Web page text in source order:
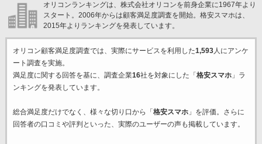
オリコンランキングは、株式会社オリコンを前身企業に1967年より
スタート。2006年からは顧客満足度調査を開始。格安スマホは、
2015年よりランキングを発表しています。
オリコン顧客満足度調査では、実際にサービスを利用した1,593人にアンケ
ート調査を実施。
満足度に関する回答を基に、調査企業16社を対象にした「 格安スマホ」ラ
ンキングを発表しています。
総合満足度だけでなく、様々な切り口から「 格安スマホ」を評価。さらに
回答者の口コミや評判といった、実際のユーザーの声も掲載しています。